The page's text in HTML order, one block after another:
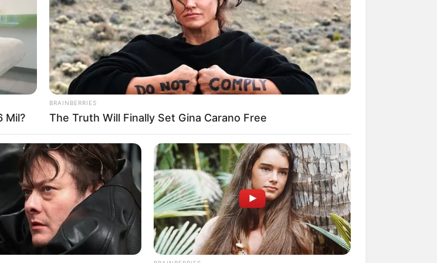
LINE
Edit
yang berasal dari
sehingga memiliki jutaan
Bali United, pastinya Ayu
sepak bola asal Pulau Dewata
Bikin Ngakak, 10 Potret
Cosplay Murah Pakai Bahan
Anti Mainstream, 10 Cara
Membawa Barang Belanjaan
Versi Warga Thailand
Mil?
BRAINBERRIES
The Truth Will Finally Set Gina Carano Free